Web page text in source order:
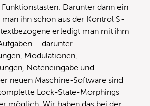
Darunter dann ein
ihn schon aus der Kontrol S-
erledigt man mit ihm
– darunter
Modulationen,
Noteneingabe und
neuen Maschine-Software sind
Lock-State-Morphings